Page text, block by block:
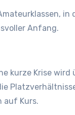
in
Anfang.
kurze Krise wird
auf Kurs.